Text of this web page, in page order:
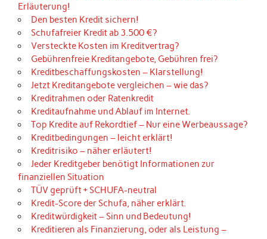
Erläuterung!
Den besten Kredit sichern!
Schufafreier Kredit ab 3.500 €?
Versteckte Kosten im Kreditvertrag?
Gebührenfreie Kreditangebote, Gebühren frei?
Kreditbeschaffungskosten – Klarstellung!
Jetzt Kreditangebote vergleichen – wie das?
Kreditrahmen oder Ratenkredit
Kreditaufnahme und Ablauf im Internet.
Top Kredite auf Rekordtief – Nur eine Werbeaussage?
Kreditbedingungen – leicht erklärt!
Kreditrisiko – näher erläutert!
Jeder Kreditgeber benötigt Informationen zur
finanziellen Situation
TÜV geprüft + SCHUFA-neutral
Kredit-Score der Schufa, näher erklärt.
Kreditwürdigkeit – Sinn und Bedeutung!
Kreditieren als Finanzierung, oder als Leistung –